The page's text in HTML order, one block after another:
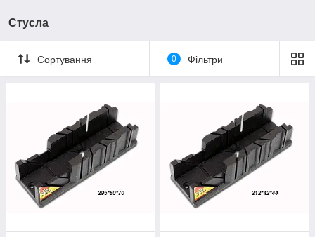
Стусла
Сортування 0 Фільтри